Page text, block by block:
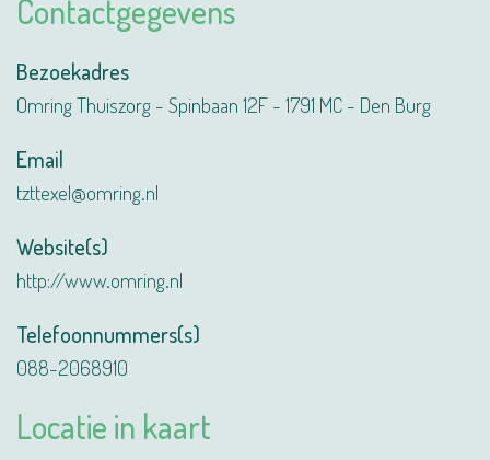
Contactgegevens
Bezoekadres
Omring Thuiszorg - Spinbaan 12F - 1791 MC - Den Burg
Email
tzttexel@omring.nl
Website(s)
http://www.omring.nl
Telefoonnummers(s)
088-2068910
Locatie in kaart